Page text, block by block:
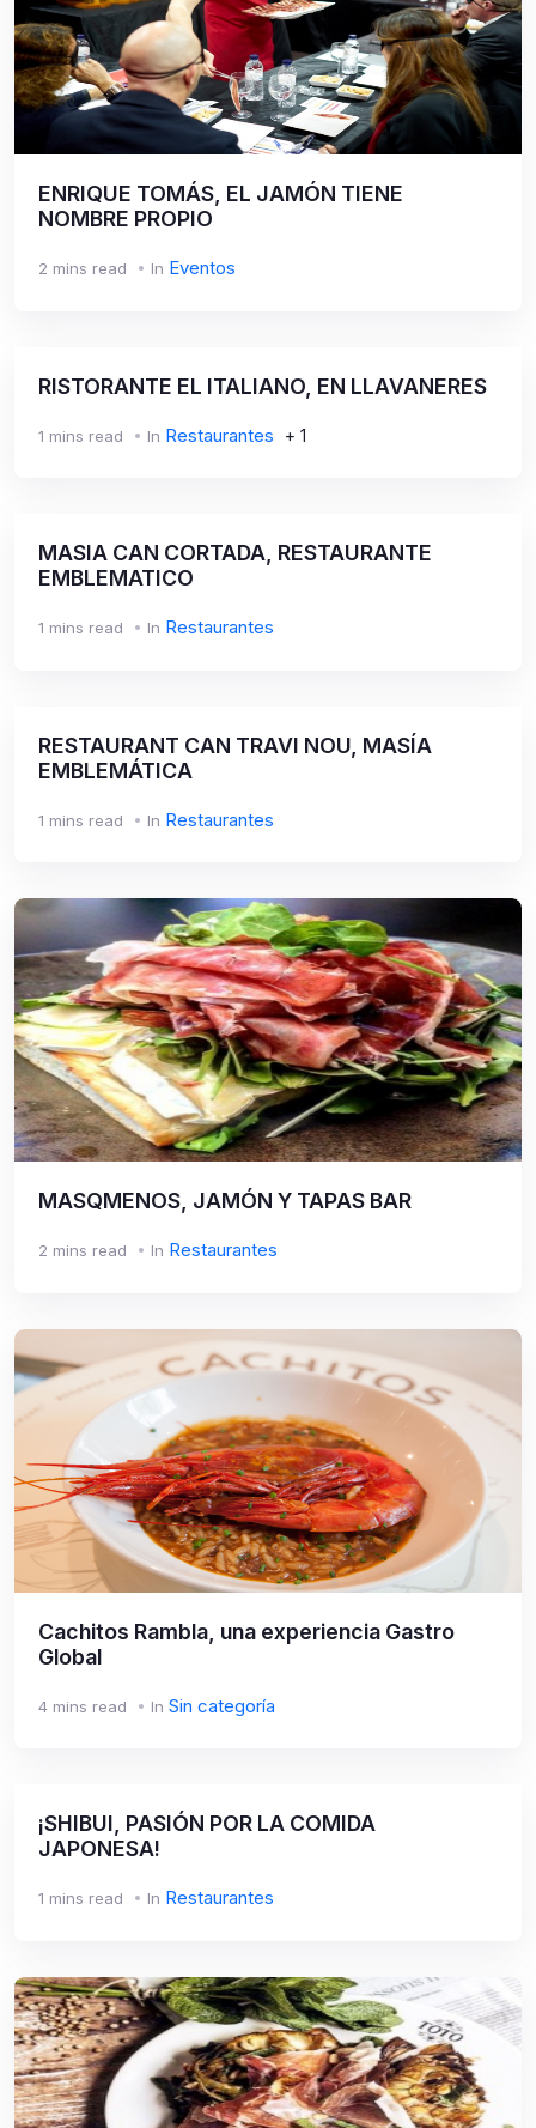
ENRIQUE TOMÁS, EL JAMÓN TIENE
NOMBRE PROPIO
2 mins read In Eventos
RISTORANTE EL ITALIANO, EN LLAVANERES
1 mins read In Restaurantes + 1
MASIA CAN CORTADA, RESTAURANTE
EMBLEMATICO
1 mins read In Restaurantes
RESTAURANT CAN TRAVI NOU, MASÍA
EMBLEMÁTICA
1 mins read In Restaurantes
MASQMENOS, JAMÓN Y TAPAS BAR
2 mins read In Restaurantes
Cachitos Rambla, una experiencia Gastro
Global
4 mins read In Sin categoría
¡SHIBUI, PASIÓN POR LA COMIDA
JAPONESA!
1 mins read In Restaurantes